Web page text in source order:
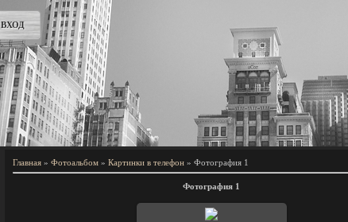
ВХОД
Главная » Фотоальбом » Картинки в телефон » Фотография 1
Фотография 1